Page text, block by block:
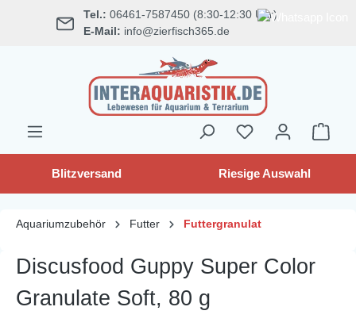
springen Tel.: 06461-7587450 (8:30-12:30 Uhr)
E-Mail: info@zierfisch365.de
Blitzversand Riesige Auswahl
Aquariumzubehör Futter Futtergranulat
Discusfood Guppy Super Color
Granulate Soft, 80 g